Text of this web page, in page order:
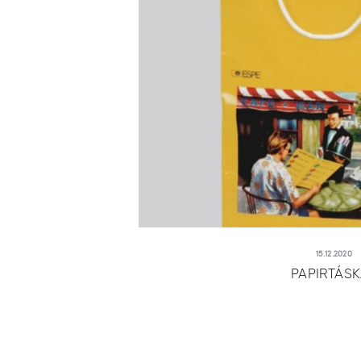
15.12.2020